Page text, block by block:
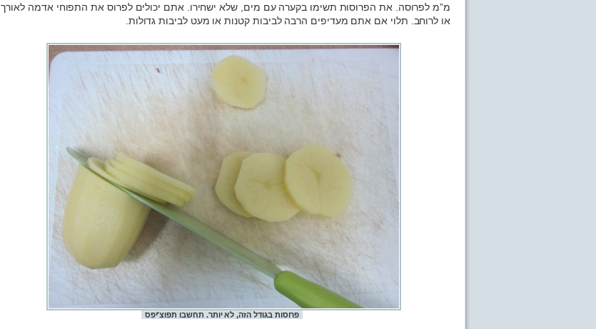
מ”מ לפרוסה. את הפרוסות תשימו בקערה עם מים, שלא ישחירו. אתם יכולים לפרוס את התפוחי אדמה לאורך
או לרוחב. תלוי אם אתם מעדיפים הרבה לביבות קטנות או מעט לביבות גדולות.
פרוסות בגודל הזה, לא יותר. תחשבו תפוצ'יפס